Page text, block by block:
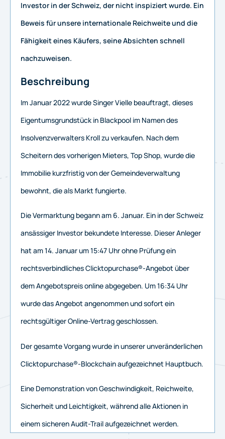
Investor in der Schweiz, der nicht inspiziert wurde. Ein
Beweis für unsere internationale Reichweite und die
Fähigkeit eines Käufers, seine Absichten schnell
nachzuweisen.
Beschreibung
Im Januar 2022 wurde Singer Vielle beauftragt, dieses
Eigentumsgrundstück in Blackpool im Namen des
Insolvenzverwalters Kroll zu verkaufen. Nach dem
Scheitern des vorherigen Mieters, Top Shop, wurde die
Immobilie kurzfristig von der Gemeindeverwaltung
bewohnt, die als Markt fungierte.
Die Vermarktung begann am 6. Januar. Ein in der Schweiz
ansässiger Investor bekundete Interesse. Dieser Anleger
hat am 14. Januar um 15:47 Uhr ohne Prüfung ein
rechtsverbindliches Clicktopurchase®-Angebot über
dem Angebotspreis online abgegeben. Um 16:34 Uhr
wurde das Angebot angenommen und sofort ein
rechtsgültiger Online-Vertrag geschlossen.
Der gesamte Vorgang wurde in unserer unveränderlichen
Clicktopurchase®-Blockchain aufgezeichnet Hauptbuch.
Eine Demonstration von Geschwindigkeit, Reichweite,
Sicherheit und Leichtigkeit, während alle Aktionen in
einem sicheren Audit-Trail aufgezeichnet werden.